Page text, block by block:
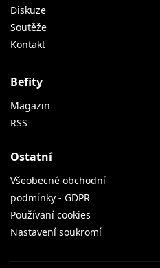
Diskuze
Soutěže
Kontakt
Befity
Magazin
RSS
Ostatní
Všeobecné obchodní
podmínky - GDPR
Používaní cookies
Nastavení soukromí